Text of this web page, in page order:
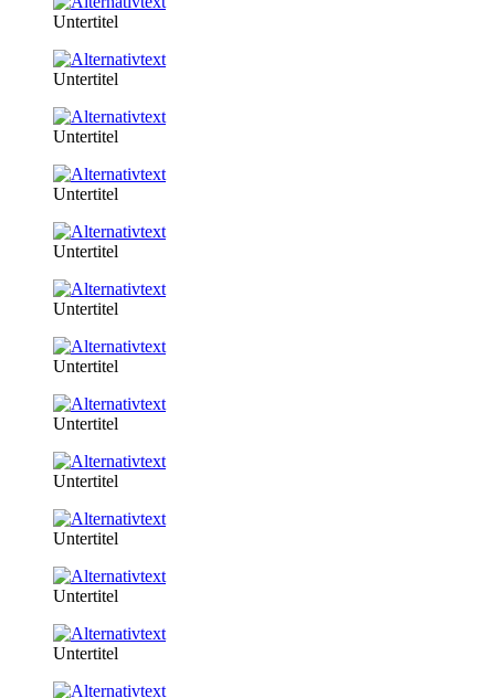
Untertitel
Untertitel
Untertitel
Untertitel
Untertitel
Untertitel
Untertitel
Untertitel
Untertitel
Untertitel
Untertitel
Untertitel